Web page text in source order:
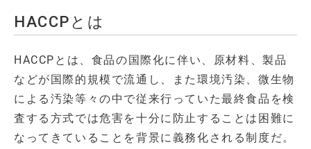
HACCPとは
HACCPとは、食品の国際化に伴い、原材料、製品
などが国際的規模で流通し、また環境汚染、微生物
による汚染等々の中で従来行っていた最終食品を検
査する方式では危害を十分に防止することは困難に
なってきていることを背景に義務化される制度だ。